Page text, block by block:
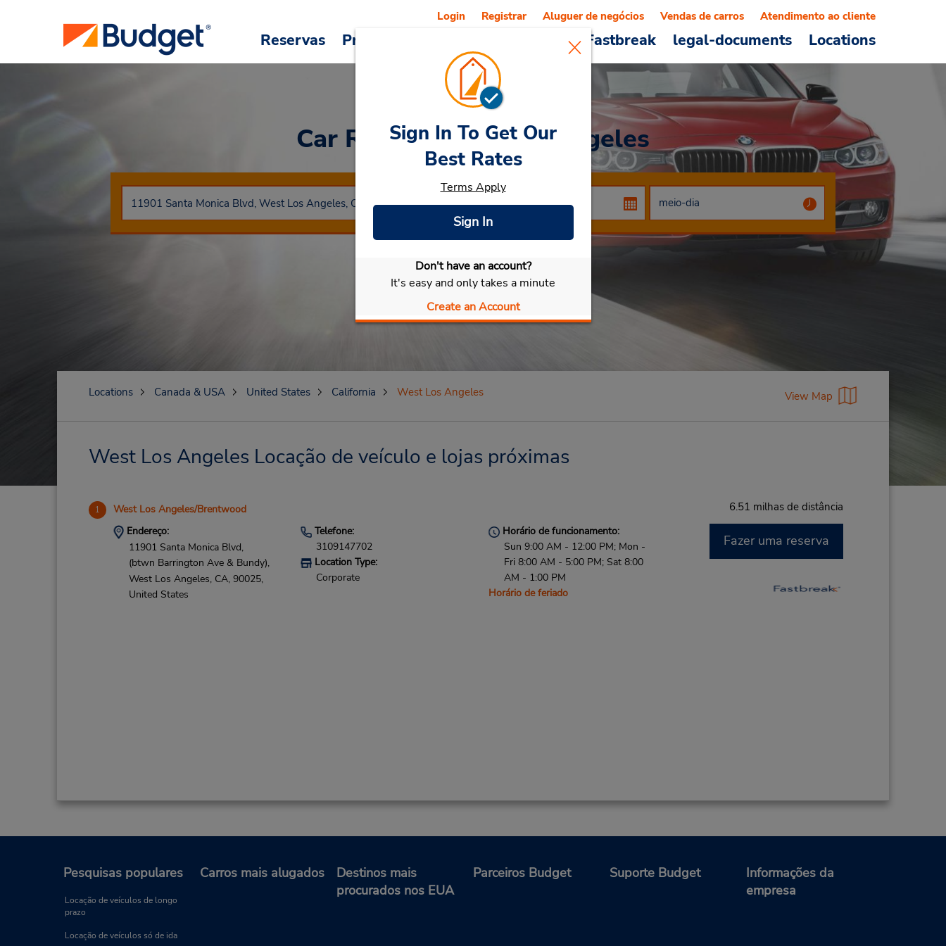
Reservas Promoções Veículos e serviços Fastbreak legal-documents Locations
Login Registrar Aluguer de negócios Vendas de carros Atendimento ao cliente
Car Rental West Los Angeles
Selecionar meu carro
Sign In To Get Our
Best Rates
Terms Apply
Sign In
Don't have an account?
It's easy and only takes a minute
Create an Account
Locations Canada & USA United States California West Los Angeles View Map
West Los Angeles Locação de veículo e lojas próximas
1 West Los Angeles/Brentwood 6.51 milhas de distância
Endereço:
11901 Santa Monica Blvd,
(btwn Barrington Ave & Bundy),
West Los Angeles, CA, 90025,
United States
Telefone:
3109147702
Location Type:
Corporate
Horário de funcionamento:
Sun 9:00 AM - 12:00 PM; Mon -
Fri 8:00 AM - 5:00 PM; Sat 8:00
AM - 1:00 PM
Horário de feriado
Fazer uma reserva
Pesquisas populares
Locação de veículos de longo
prazo
Locação de veículos só de ida
Carros mais alugados
Destinos mais
procurados nos EUA
Parceiros Budget Suporte Budget
Informações da
empresa